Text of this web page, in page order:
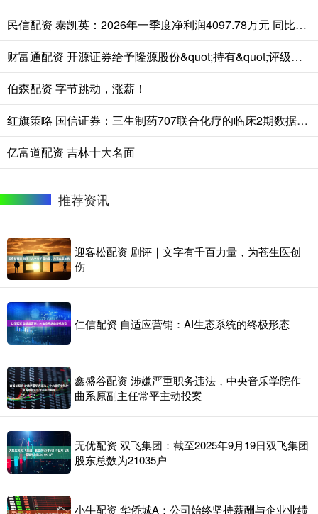
民信配资 泰凯英：2026年一季度净利润4097.78万元 同比增长22.23%
财富通配资 开源证券给予隆源股份&quot;持有&quot;评级，汽车精密铸件小巨人，紧扣新能源轻量化浪潮
伯森配资 字节跳动，涨薪！
红旗策略 国信证券：三生制药707联合化疗的临床2期数据公布 维持“优于大市”评级
亿富道配资 吉林十大名面
推荐资讯
迎客松配资 剧评｜文字有千百力量，为苍生医创
伤
仁信配资 自适应营销：AI生态系统的终极形态
鑫盛谷配资 涉嫌严重职务违法，中央音乐学院作
曲系原副主任常平主动投案
无优配资 双飞集团：截至2025年9月19日双飞集团
股东总数为21035户
小牛配资 华侨城A：公司始终坚持薪酬与企业业绩